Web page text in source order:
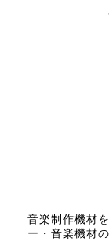
音楽制作機材
ー・音楽機材